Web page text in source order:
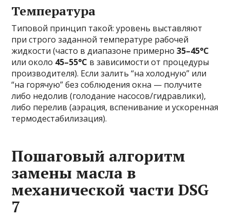
Температура
Типовой принцип такой: уровень выставляют
при строго заданной температуре рабочей
жидкости (часто в диапазоне примерно35–45°C
или около 45–55°C в зависимости от процедуры
производителя). Если залить “на холодную” или
“на горячую” без соблюдения окна — получите
либо недолив (голодание насосов/гидравлики),
либо перелив (аэрация, вспенивание и ускоренная
термодестабилизация).
Пошаговый алгоритм
замены масла в
механической части DSG
7